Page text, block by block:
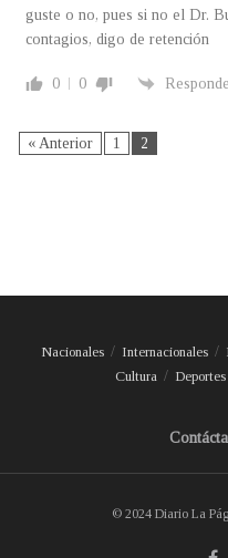
guste o no, pues si no el Dr.
contagios, digo de retención
0 0
« Anterior 1 2
Nacionales Internacionales
Cultura
Deportes
© 2024 Diario La